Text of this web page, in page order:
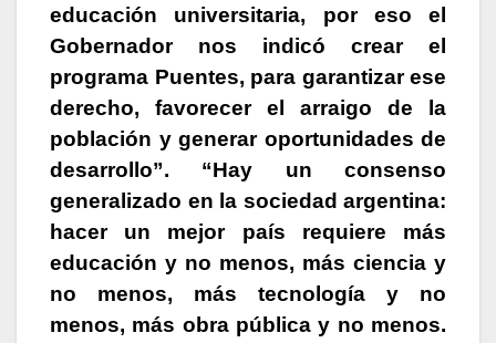
educación universitaria, por eso el
Gobernador nos indicó crear el
programa Puentes, para garantizar ese
derecho, favorecer el arraigo de la
población y generar oportunidades de
desarrollo”. “Hay un consenso
generalizado en la sociedad argentina:
hacer un mejor país requiere más
educación y no menos, más ciencia y
no menos, más tecnología y no
menos, más obra pública y no menos.